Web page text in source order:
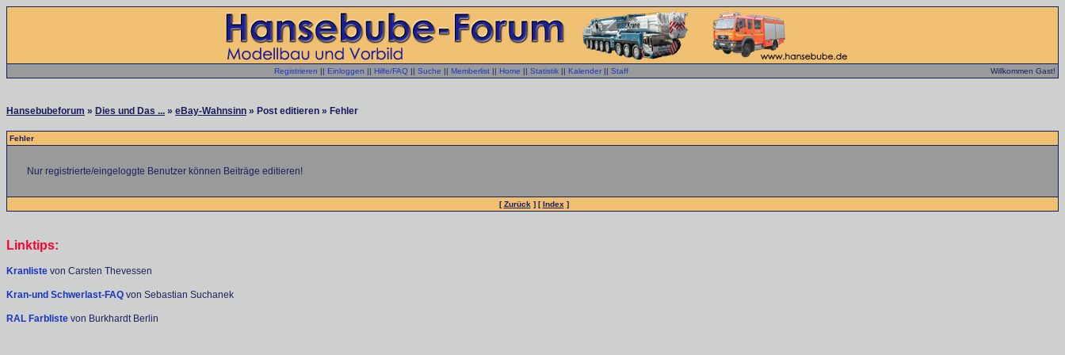
Registrieren || Einloggen || Hilfe/FAQ || Suche || Memberlist || Home || Statistik || Kalender || Staff Willkommen Gast!
Hansebubeforum » Dies und Das ... » eBay-Wahnsinn » Post editieren » Fehler
Fehler
Nur registrierte/eingeloggte Benutzer können Beiträge editieren!
[Zurück ] [Index ]
Linktips:
Kranliste von Carsten Thevessen
Kran-und Schwerlast-FAQ von Sebastian Suchanek
RAL Farbliste von Burkhardt Berlin